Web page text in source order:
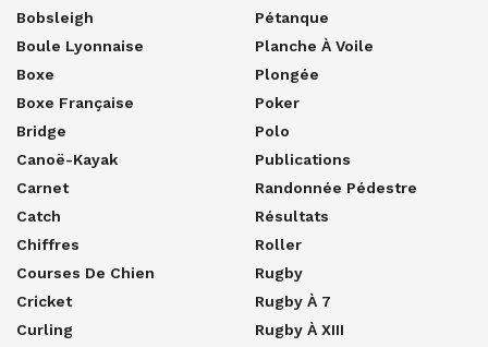
Bobsleigh
Boule Lyonnaise
Boxe
Boxe Française
Bridge
Canoë-Kayak
Carnet
Catch
Chiffres
Courses De Chien
Cricket
Curling
Pétanque
Planche À Voile
Plongée
Poker
Polo
Publications
Randonnée Pédestre
Résultats
Roller
Rugby
Rugby À 7
Rugby À XIII